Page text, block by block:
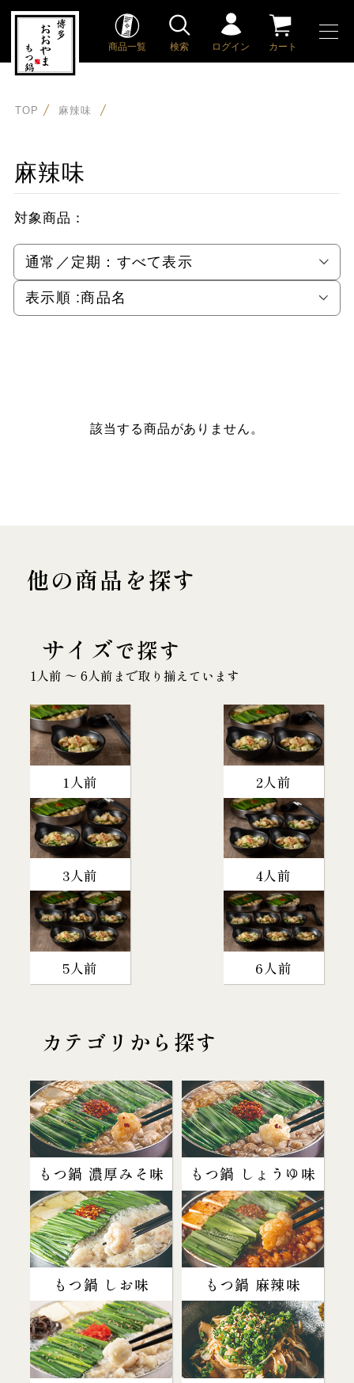
商品一覧 検索 ログイン カート
TOP 麻辣味
麻辣味
対象商品：
通常／定期： すべて表示
表示順 :商品名
該当する商品がありません。
他の商品を探す
サイズで探す
1人前 〜 6人前まで取り揃えています
1人前 2人前
3人前 4人前
5人前 6人前
カテゴリから探す
もつ鍋 濃厚みそ味 もつ鍋 しょうゆ味
もつ鍋 しお味 もつ鍋 麻辣味